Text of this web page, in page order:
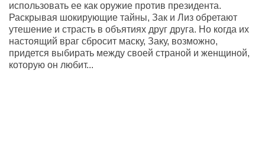
использовать ее как оружие против президента.
Раскрывая шокирующие тайны, Зак и Лиз обретают
утешение и страсть в объятиях друг друга. Но когда их
настоящий враг сбросит маску, Заку, возможно,
придется выбирать между своей страной и женщиной,
которую он любит...